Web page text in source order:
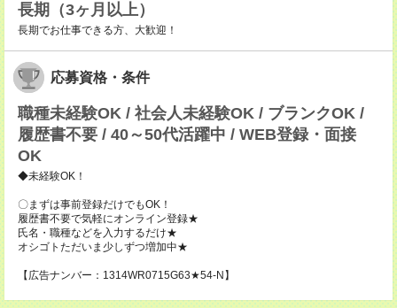
長期（3ヶ月以上）
長期でお仕事できる方、大歓迎！
応募資格・条件
職種未経験OK / 社会人未経験OK / ブランクOK /
履歴書不要 / 40～50代活躍中 / WEB登録・面接
OK
◆未経験OK！
〇まずは事前登録だけでもOK！
履歴書不要で気軽にオンライン登録★
氏名・職種などを入力するだけ★
オシゴトただいま少しずつ増加中★
【広告ナンバー：1314WR0715G63★54-N】